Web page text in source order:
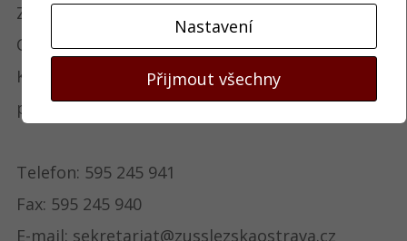
Základní umělecká škola Edvarda Runda
Ostrava – Slezská Ostrava
Keltičkova 4
příspěvková organizace
Telefon: 595 245 941
Fax: 595 245 940
E-mail: sekretariat@zusslezskaostrava.cz
Nastavení
Přijmout všechny